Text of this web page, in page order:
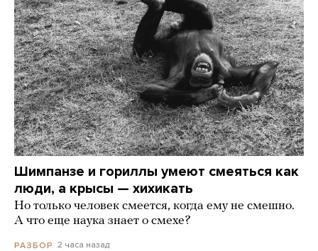
Шимпанзе и гориллы умеют смеяться как
люди, а крысы — хихикать
Но только человек смеется, когда ему не смешно.
А что еще наука знает о смехе?
РАЗБОР 2 часа назад